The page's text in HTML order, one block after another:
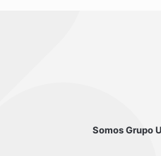
Somos Grupo